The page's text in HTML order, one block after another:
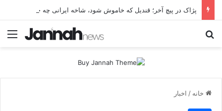
خانه / اخبار